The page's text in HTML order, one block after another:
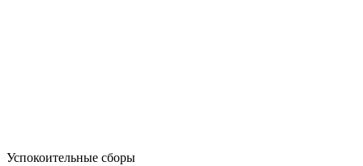
Успокоительные сборы